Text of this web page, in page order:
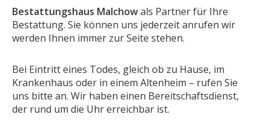
Bestattungshaus Malchowals Partner für Ihre
Bestattung. Sie können uns jederzeit anrufen wir
werden Ihnen immer zur Seite stehen.
Bei Eintritt eines Todes, gleich ob zu Hause, im
Krankenhaus oder in einem Altenheim – rufen Sie
uns bitte an. Wir haben einen Bereitschaftsdienst,
der rund um die Uhr erreichbar ist.